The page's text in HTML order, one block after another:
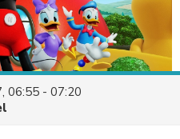
06:55 - 07:20